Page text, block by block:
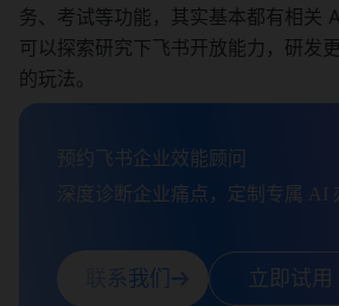
务、考试等功能，其实基本都有相关
可以探索研究下飞书开放能力，研发
的玩法。
预约飞书企业效能顾问
深度诊断企业痛点，定制专属 AI
联系我们 立即试用